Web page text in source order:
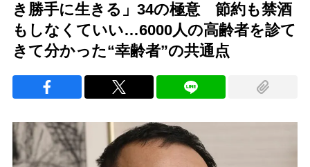
き勝手に生きる」34の極意 節約も禁酒
もしなくていい…6000人の高齢者を診て
きて分かった“幸齢者”の共通点